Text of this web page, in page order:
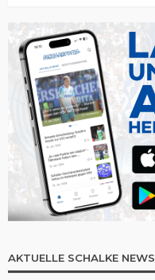
AKTUELLE SCHALKE NEWS